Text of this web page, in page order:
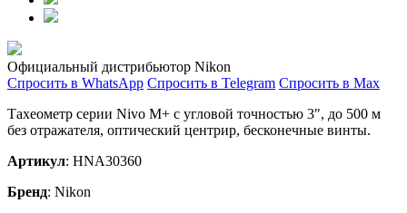
Официальный дистрибьютор Nikon
Спросить в WhatsApp Спросить в Telegram Спросить в Max
Тахеометр серии Nivo M+ с угловой точностью 3", до 500 м
без отражателя, оптический центрир, бесконечные винты.
Артикул: HNA30360
Бренд: Nikon